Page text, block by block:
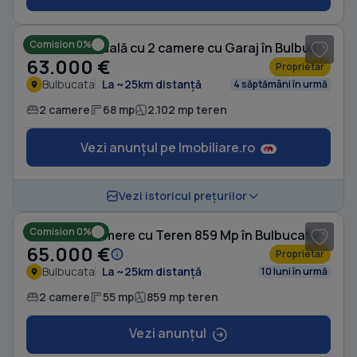
Comision 0% Casă individuală cu 2 camere cu Garaj în Bulbucata
63.000 € Proprietar
Bulbucata La ~25km distanță 4 săptămâni în urmă
2 camere 68 mp 2.102 mp teren
Vezi anunțul pe Imobiliare.ro
Vezi istoricul prețurilor
Comision 0%
Casă cu 2 camere cu Teren 859 Mp în Bulbucata
65.000 € Proprietar
Bulbucata La ~25km distanță 10 luni în urmă
2 camere 55 mp 859 mp teren
Vezi anunțul